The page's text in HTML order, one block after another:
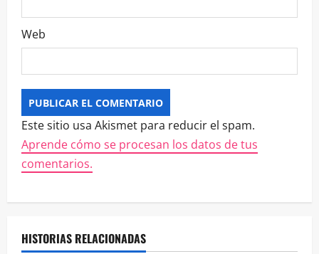
Web
Este sitio usa Akismet para reducir el spam.
Aprende cómo se procesan los datos de tus
comentarios.
HISTORIAS RELACIONADAS